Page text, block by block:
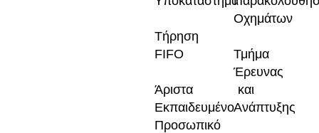
Τήρηση
FIFO
Άριστα
Εκπαιδευμένο
Προσωπικό
Οχημάτων
Τμήμα
Έρευνας
και
Ανάπτυξης